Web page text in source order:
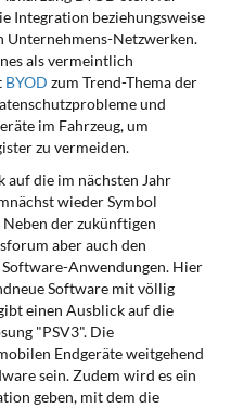
Integration beziehungsweise
Unternehmens-Netzwerken.
als vermeintlich
BYOD zum Trend-Thema der
und
im Fahrzeug, um
zu vermeiden.
auf die im nächsten Jahr
wieder Symbol
der zukünftigen
aber auch den
Anwendungen. Hier
Software mit völlig
einen Ausblick auf die
"PSV3". Die
Endgeräte weitgehend
sein. Zudem wird es ein
geben, mit dem die